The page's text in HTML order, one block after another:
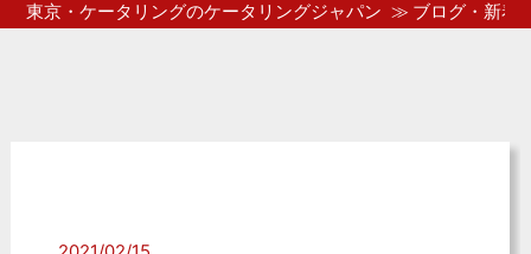
東京・ケータリングのケータリングジャパン ブログ・新着